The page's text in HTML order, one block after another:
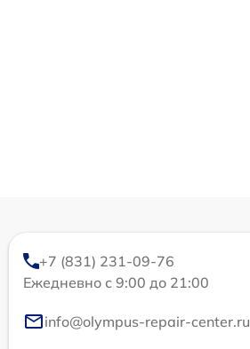
+7 (831) 231-09-76
Ежедневно с 9:00 до 21:00
info@olympus-repair-center.ru